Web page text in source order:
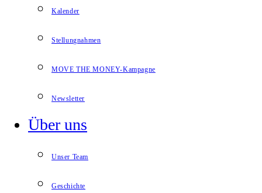
Kalender
Stellungnahmen
MOVE THE MONEY-Kampagne
Newsletter
Über uns
Unser Team
Geschichte